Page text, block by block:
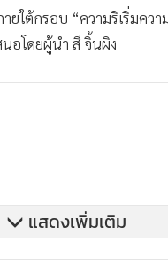
ยใต้กรอบ “ความริเริ่มคว
อโดยผู้นำ สี จิ้นผิง
แสดงเพิ่มเติม